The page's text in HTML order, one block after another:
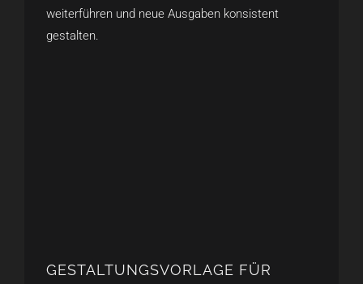
weiterführen und neue Ausgaben konsistent
gestalten.
GESTALTUNGSVORLAGE FÜR